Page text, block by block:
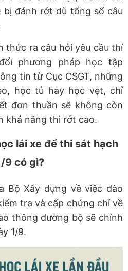
bị đánh rớt dù tổng số câu
thức ra câu hỏi yêu cầu thí
phương pháp học tập
tin từ Cục CSGT, những
học tủ hay học vẹt, chỉ
đơn thuần sẽ không còn
khả năng thi rớt cao.
lái xe để thi sát hạch
9 có gì?
Bộ Xây dựng về việc đào
tra và cấp chứng chỉ về
thông đường bộ sẽ chính
1/9.